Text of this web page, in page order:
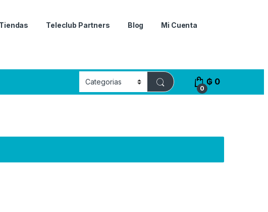
Tiendas Teleclub Partners Blog Mi Cuenta
0
₲ 0